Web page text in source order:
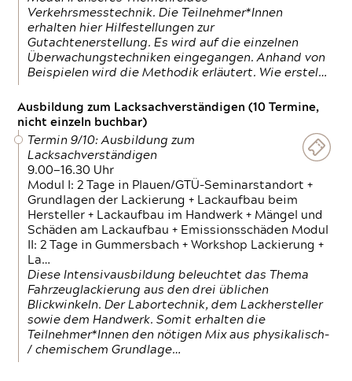
Verkehrsmesstechnik. Die Teilnehmer*Innen
erhalten hier Hilfestellungen zur
Gutachtenerstellung. Es wird auf die einzelnen
Überwachungstechniken eingegangen. Anhand von
Beispielen wird die Methodik erläutert. Wie erstel…
Ausbildung zum Lacksachverständigen (10 Termine,
nicht einzeln buchbar)
Termin 9/10: Ausbildung zum
Lacksachverständigen
9.00—16.30 Uhr
Modul I: 2 Tage in Plauen/GTÜ-Seminarstandort +
Grundlagen der Lackierung + Lackaufbau beim
Hersteller + Lackaufbau im Handwerk + Mängel und
Schäden am Lackaufbau + Emissionsschäden Modul
II: 2 Tage in Gummersbach + Workshop Lackierung +
La…
Diese Intensivausbildung beleuchtet das Thema
Fahrzeuglackierung aus den drei üblichen
Blickwinkeln. Der Labortechnik, dem Lackhersteller
sowie dem Handwerk. Somit erhalten die
Teilnehmer*Innen den nötigen Mix aus physikalisch-
/ chemischem Grundlage…